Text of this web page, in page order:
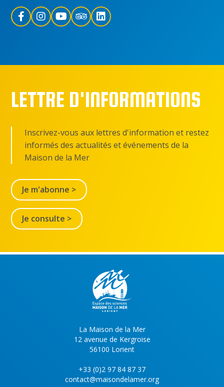
LETTRE D'INFORMATIONS
Inscrivez-vous aux lettres d'information et restez
informés des actualités et événements de la
Maison de la Mer
Je m'abonne >
Je consulte >
La Maison de la Mer
12 avenue de Kergroise
56100 Lorient
+33 (0)2 97 84 87 37
contact@maisondelamer.org